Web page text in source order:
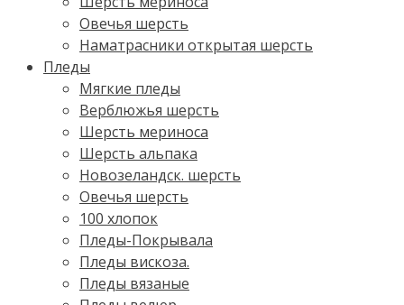
Овечья шерсть
Наматрасники открытая шерсть
Пледы
Мягкие пледы
Верблюжья шерсть
Шерсть мериноса
Шерсть альпака
Новозеландск. шерсть
Овечья шерсть
100 хлопок
Пледы-Покрывала
Пледы вискоза.
Пледы вязаные